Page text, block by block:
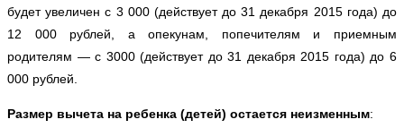
будет увеличен с 3 000 (действует до 31 декабря 2015 года) до
12 000 рублей, а опекунам, попечителям и приемным
родителям — с 3000 (действует до 31 декабря 2015 года) до 6
000 рублей.
Размер вычета на ребенка (детей) остается неизменным: